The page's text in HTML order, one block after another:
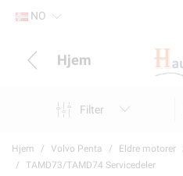
NO
Hjem
Filter
Hjem Volvo Penta Eldre motorer
TAMD73/TAMD74 Servicedeler